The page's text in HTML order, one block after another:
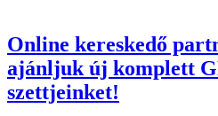
Online kereskedő
ajánljuk új komplett
szettjeinket!